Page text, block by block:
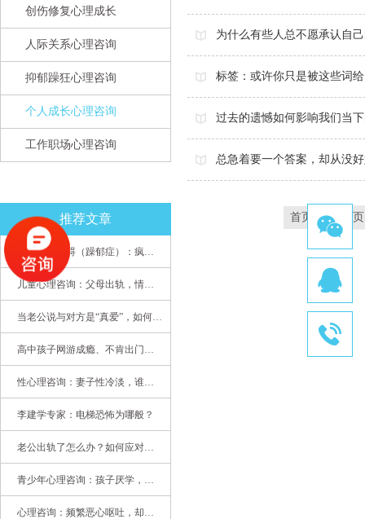
创伤修复心理成长
人际关系心理咨询
抑郁躁狂心理咨询
个人成长心理咨询
工作职场心理咨询
推荐文章
双相情感障碍（躁郁症）：疯子如何走向天才
儿童心理咨询：父母出轨，情感混乱孩子内心的隐秘
当老公说与对方是“真爱”，如何挽救婚姻？(始篇)
高中孩子网游成瘾、不肯出门，家长该怎么办？
性心理咨询：妻子性冷淡，谁之过
李建学专家：电梯恐怖为哪般？
老公出轨了怎么办？如何应对老公出轨？——婚姻心理专家为您支招
青少年心理咨询：孩子厌学，整天沉迷手机，网络成瘾，怎么办?
心理咨询：频繁恶心呕吐，却无身体异常
为什么有些人总不愿承认自
标签：或许你只是被这些词
过去的遗憾如何影响我们当
总急着要一个答案，却从没
首页 上一页